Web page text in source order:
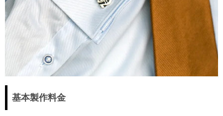
基本製作料金